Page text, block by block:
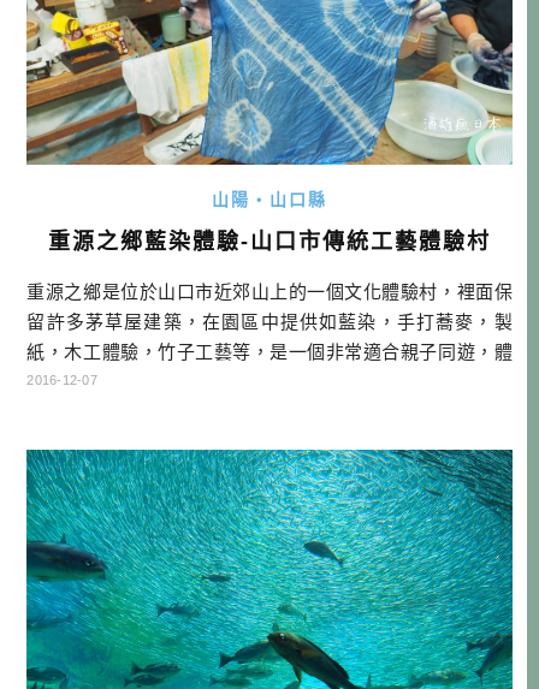
山陽・山口縣
重源之鄉藍染體驗-山口市傳統工藝體驗村
重源之鄉是位於山口市近郊山上的一個文化體驗村，裡面保
留許多茅草屋建築，在園區中提供如藍染，手打蕎麥，製
紙，木工體驗，竹子工藝等，是一個非常適合親子同遊，體
驗傳統生活方式的地方。今天我們造訪這裡，則是為了藍染
盒，這樣就能染出無限種組合的紋樣 看圖就能理解紋樣是怎
麼來的。 染色前，感覺很像感 […]…
2016-12-07